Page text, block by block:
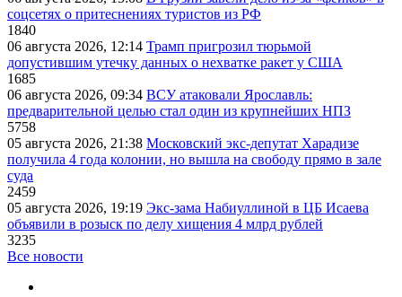
соцсетях о притеснениях туристов из РФ
1840
06 августа 2026, 12:14 Трамп пригрозил тюрьмой
допустившим утечку данных о нехватке ракет у США
1685
06 августа 2026, 09:34 ВСУ атаковали Ярославль:
предварительной целью стал один из крупнейших НПЗ
5758
05 августа 2026, 21:38 Московский экс-депутат Харадизе
получила 4 года колонии, но вышла на свободу прямо в зале
суда
2459
05 августа 2026, 19:19 Экс-зама Набиуллиной в ЦБ Исаева
объявили в розыск по делу хищения 4 млрд рублей
3235
Все новости